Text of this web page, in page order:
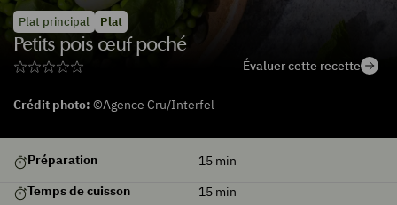
Plat principal Plat
Petits pois œuf poché
Évaluer cette recette
Crédit photo: ©Agence Cru/Interfel
saison
Préparation 15 min
Temps de cuisson
15 min